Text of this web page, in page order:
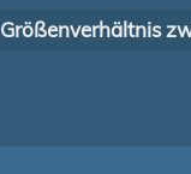
Größenverhältnis